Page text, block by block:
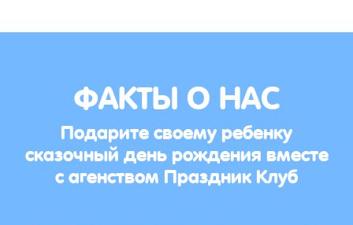
ФАКТЫ О НАС
Подарите своему ребенку
сказочный день рождения вместе
с агенством Праздник Клуб